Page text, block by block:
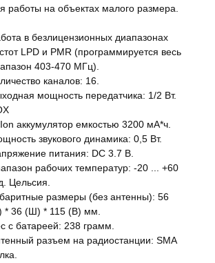
работы на объектах малого размера.
в безлицензионных диапазонах
LPD и PMR (программируется весь
403-470 МГц).
каналов: 16.
мощность передатчика: 1/2 Вт.
аккумулятор емкостью 3200 мА*ч.
звукового динамика: 0,5 Вт.
питания: DC 3.7 В.
рабочих температур: -20 ... +60
Цельсия.
размеры (без антенны): 56
* 36 (Ш) * 115 (В) мм.
с батареей: 238 грамм.
разъем на радиостанции: SMA